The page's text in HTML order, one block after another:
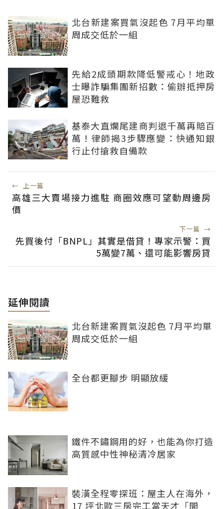
北台新建案買氣沒起色 7月平均單
周成交低於一組
先給2成頭期款降低警戒心！地政
士曝詐騙集團新招數：偷辦抵押房
屋恐難救
基泰大直爛尾建商判退千萬再賠百
萬！律師揭3步驟應變：快通知銀
行止付搶救自備款
← 上一篇
高雄三大賣場接力進駐 商圈效應可望動周邊房
價
下一篇 →
先買後付「BNPL」其實是借貸！專家示警：買
5萬變7萬、還可能影響房貸
延伸閱讀
北台新建案買氣沒起色 7月平均單
周成交低於一組
全台都更腳步 明顯放緩
鐵件不鏽鋼用的好，也能為你打造
高質感中性神秘清冷居家
裝潢全程零探班：屋主人在海外，
17 坪北歐三房完工當天才「開